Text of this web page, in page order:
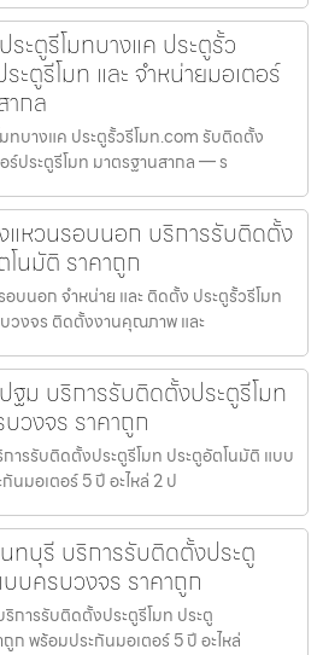
ะตูรีโมทบางแค ประตูรั้ว
ตูรีโมท และ จำหน่ายมอเตอร์
ากล
ทบางแค ประตูรั้วรีโมท.com รับติดตั้ง
ร์ประตูรีโมท มาตรฐานสากล — ร
แหวนรอบนอก บริการรับติดตั้ง
โนมัติ ราคาถูก
บนอก จำหน่าย และ ติดตั้ง ประตูรั้วรีโมท
วงจร ติดตั้งงานคุณภาพ และ
ฐม บริการรับติดตั้งประตูรีโมท
วงจร ราคาถูก
ารรับติดตั้งประตูรีโมท ประตูอัตโนมัติ แบบ
มอเตอร์ 5 ปี อะไหล่ 2 ป
ทบุรี บริการรับติดตั้งประตู
บครบวงจร ราคาถูก
การรับติดตั้งประตูรีโมท ประตู
ก พร้อมประกันมอเตอร์ 5 ปี อะไหล่